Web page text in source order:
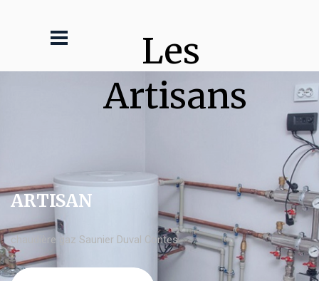
Les
Artisans
ARTISAN
chaudière gaz Saunier Duval Contes